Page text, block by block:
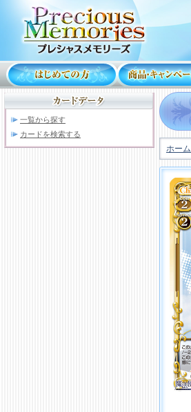
一覧から探す
カードを検索する
ホーム